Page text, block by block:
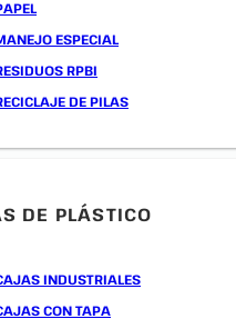
ESPECIAL
RPBI
DE PILAS
DE PLÁSTICO
INDUSTRIALES
CON TAPA